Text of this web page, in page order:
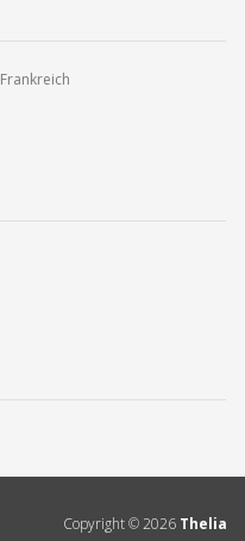
Frankreich
Copyright ©2026 Thelia